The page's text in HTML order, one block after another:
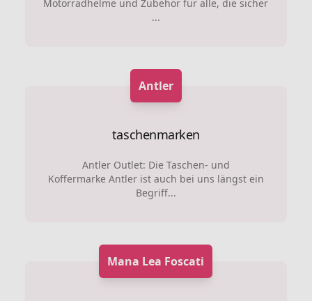
Motorradhelme und Zubehör für alle, die sicher
...
Antler
taschenmarken
Antler Outlet: Die Taschen- und
Koffermarke Antler ist auch bei uns längst ein
Begriff...
Mana Lea Foscati